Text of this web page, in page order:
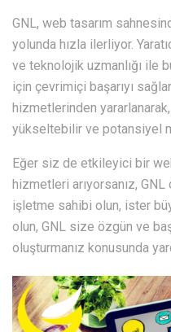
GNL, web tasarım
yolunda hızla ilerliyor.
ve teknolojik uzmanlığı ile
için çevrimiçi başarıyı
hizmetlerinden
yükseltebilir ve potansiyel
Eğer siz de etkileyici bir
hizmetleri arıyorsanız,
işletme sahibi olun, ister
olun, GNL size özgün ve
oluşturmanız konusunda